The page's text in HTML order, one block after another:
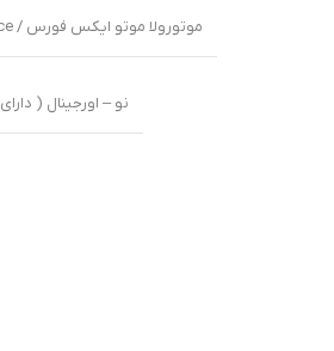
موتورولا موتو ایکس فورس / Motorola Moto X Force
نو – اورجینال ( دارای ۳ ماه گارانتی تعویض )